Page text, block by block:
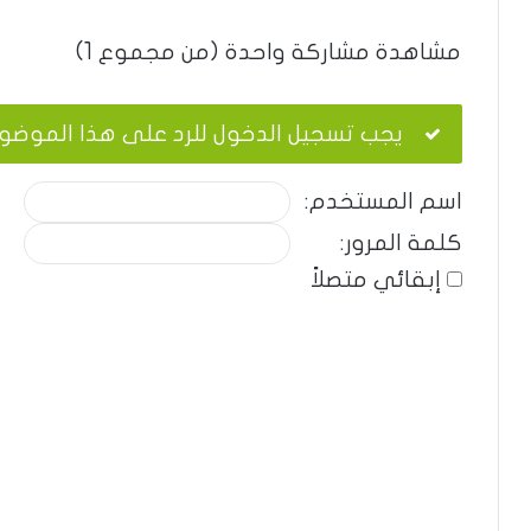
مشاهدة مشاركة واحدة (من مجموع 1)
يجب تسجيل الدخول للرد على هذا
اسم المستخدم:
كلمة المرور:
إبقائي متصلاً